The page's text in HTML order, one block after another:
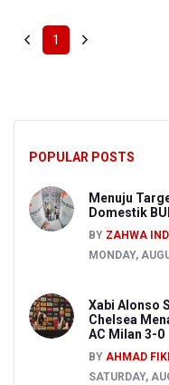
1
POPULAR POSTS
Menuju
Domestik
BY ZAHWA
MONDAY,
Xabi Alonso
Chelsea
AC Milan 3-0
BY AHMAD
SATURDAY,